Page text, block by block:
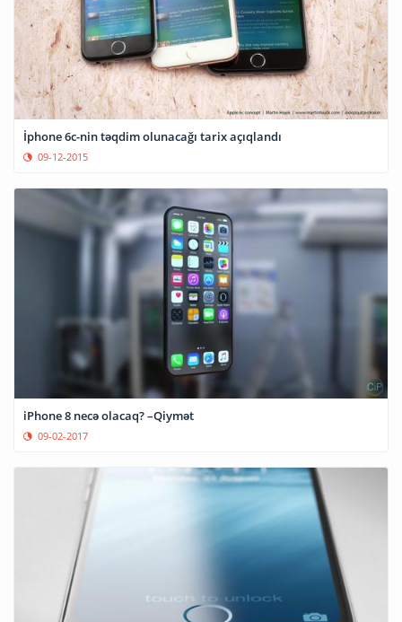
İphone 6c-nin təqdim olunacağı tarix açıqlandı
09-12-2015
iPhone 8 necə olacaq? –Qiymət
09-02-2017